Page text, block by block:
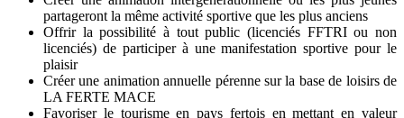
partageront la même activité sportive que les plus anciens
Offrir la possibilité à tout public (licenciés FFTRI ou non
licenciés) de participer à une manifestation sportive pour le
plaisir
Créer une animation annuelle pérenne sur la base de loisirs de
LA FERTE MACE
Favoriser le tourisme en pays fertois en mettant en valeur